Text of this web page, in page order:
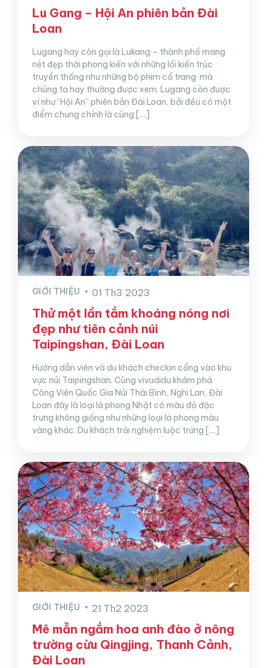
Lu Gang – Hội An phiên bản Đài
Loan
Lugang hay còn gọi là Lukang – thành phố mang
nét đẹp thời phong kiến với những lối kiến trúc
truyền thống như những bộ phim cổ trang mà
chúng ta hay thường được xem. Lugang còn được
ví như “Hội An” phiên bản Đài Loan, bởi đều có một
điểm chung chính là cùng […]
GIỚI THIỆU 01 Th3 2023
Thử một lần tắm khoáng nóng nơi
đẹp như tiên cảnh núi
Taipingshan, Đài Loan
Hướng dẫn viên và du khách checkin cổng vào khu
vực núi Taipingshan. Cùng vivudidu khám phá
Công Viên Quốc Gia Núi Thái Bình, Nghi Lan, Đài
Loan đây là loại lá phong Nhật có màu đỏ đặc
trưng không giống như những loại lá phong màu
vàng khác. Du khách trải nghiệm luộc trứng […]
GIỚI THIỆU 21 Th2 2023
Mê mẫn ngắm hoa anh đào ở nông
trường cừu Qingjing, Thanh Cảnh,
Đài Loan